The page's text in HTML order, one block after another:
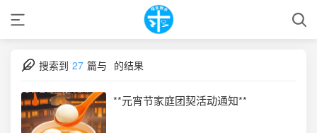
搜索到 27 篇与 的结果
**元宵节家庭团契活动通知**